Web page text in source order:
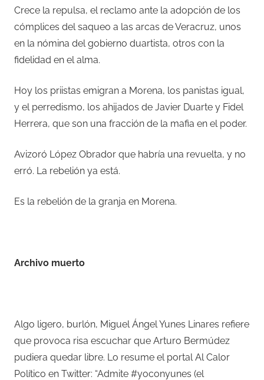
Crece la repulsa, el reclamo ante la adopción de los
cómplices del saqueo a las arcas de Veracruz, unos
en la nómina del gobierno duartista, otros con la
fidelidad en el alma.
Hoy los priistas emigran a Morena, los panistas igual,
y el perredismo, los ahijados de Javier Duarte y Fidel
Herrera, que son una fracción de la mafia en el poder.
Avizoró López Obrador que habría una revuelta, y no
erró. La rebelión ya está.
Es la rebelión de la granja en Morena.
Archivo muerto
Algo ligero, burlón, Miguel Ángel Yunes Linares refiere
que provoca risa escuchar que Arturo Bermúdez
pudiera quedar libre. Lo resume el portal Al Calor
Político en Twitter: “Admite #yoconyunes (el